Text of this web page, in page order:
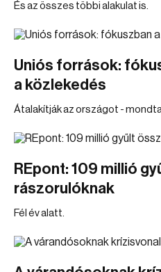
És az összes többi alakulat is.
Uniós források:
a közlekedés
Átalakítják az országot -
REpont: 109 millió
rászorulóknak
Fél év alatt.